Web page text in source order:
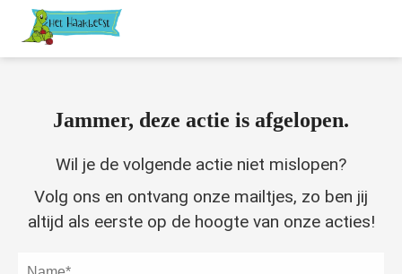
Jammer, deze actie is afgelopen.
Wil je de volgende actie niet mislopen?
Volg ons en ontvang onze mailtjes, zo ben jij
altijd als eerste op de hoogte van onze acties!